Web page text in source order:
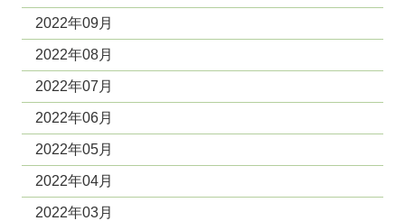
2022年09月
2022年08月
2022年07月
2022年06月
2022年05月
2022年04月
2022年03月